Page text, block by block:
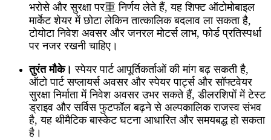
भरोसे और सुरक्षा पर重 निर्णय लेते हैं, यह शिफ्ट ऑटोमोबाइल
मार्केट शेयर में छोटा लेकिन तात्कालिक बदलाव ला सकता है,
टोयोटा निवेश अवसर और जनरल मोटर्स लाभ, फोर्ड प्रतिस्पर्धा
पर नजर रखनी चाहिए।
तुरंत मौके। स्पेयर पार्ट आपूर्तिकर्ताओं की मांग बढ़ सकती है,
ऑटो पार्ट सप्लायर्स अवसर और स्पेयर पार्ट्स और सॉफ्टवेयर
सुरक्षा निर्माता में निवेश अवसर उभर सकते हैं, डीलरशिपों में टेस्ट
ड्राइव और सर्विस फुटफॉल बढ़ने से अल्पकालिक राजस्व संभव
है, यह थीमैटिक बास्केट घटना आधारित और समयबद्ध हो सकता
है।